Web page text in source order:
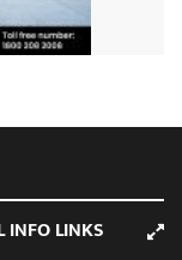
INFO LINKS